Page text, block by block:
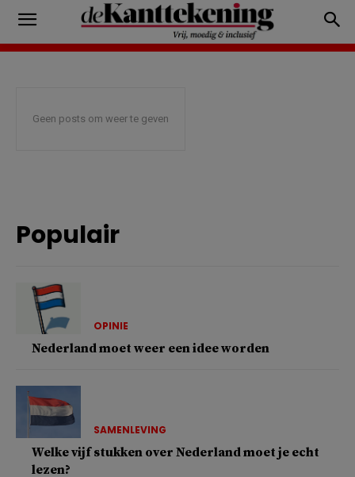
Geen posts om weer te geven
Populair
OPINIE
Nederland moet weer een idee worden
SAMENLEVING
Welke vijf stukken over Nederland moet je echt
lezen?